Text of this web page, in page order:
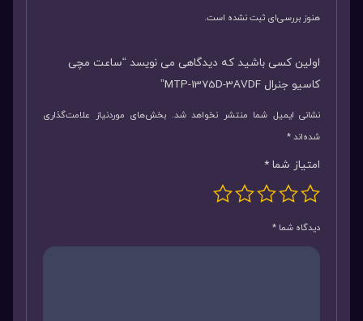
هنوز بررسی‌ای ثبت نشده است.
اولین کسی باشید که دیدگاهی می نویسد “ساعت مچی
کاسیو جنرال MTP-1375D-3AVDF”
نشانی ایمیل شما منتشر نخواهد شد. بخش‌های موردنیاز علامت‌گذاری
شده‌اند*
امتیاز شما *
دیدگاه شما *